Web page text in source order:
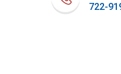
722-